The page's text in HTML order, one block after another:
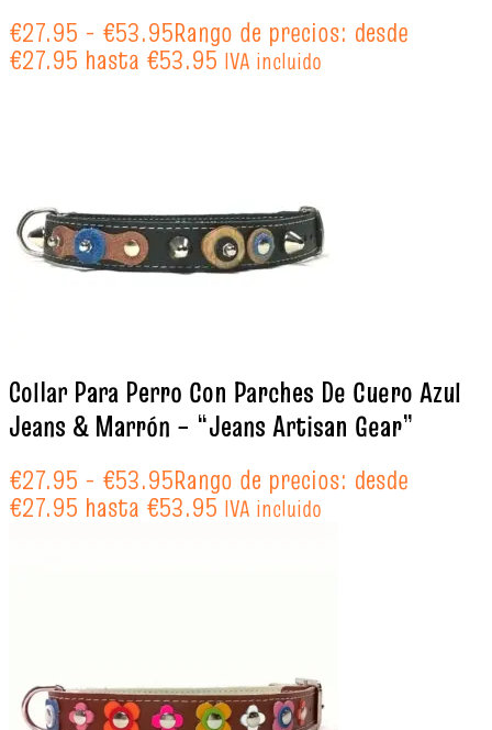
€27.95 - €53.95Rango de precios: desde
€27.95 hasta €53.95 IVA incluido
Collar Para Perro Con Parches De Cuero Azul
Jeans & Marrón – “Jeans Artisan Gear”
€27.95 - €53.95Rango de precios: desde
€27.95 hasta €53.95 IVA incluido